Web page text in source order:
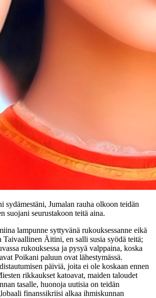
sydämestäni, Jumalan rauha olkoon teidän
suojani seurustakoon teitä aina.
lampunne syttyvänä rukouksessanne eikä
Taivaallinen Äitini, en salli susia syödä teitä;
rukouksessa ja pysyä valppaina, koska
Poikani paluun ovat lähestymässä.
päiviä, joita ei ole koskaan ennen
rikkaukset katoavat, maiden taloudet
tasalle, huonoja uutisia on teidän
finanssikriisi alkaa ihmiskunnan